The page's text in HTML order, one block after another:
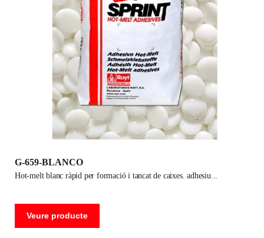
G-659-BLANCO
hot-melt blanc ràpid per formació i tancat de caixes. adhesiu
Veure producte